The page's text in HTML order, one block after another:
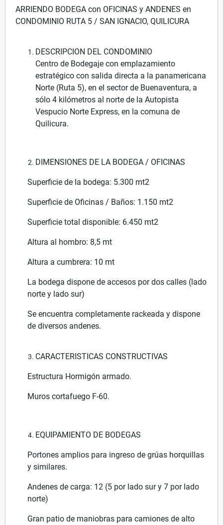
ARRIENDO BODEGA con OFICINAS y ANDENES en
CONDOMINIO RUTA 5 / SAN IGNACIO, QUILICURA
DESCRIPCION DEL CONDOMINIO
Centro de Bodegaje con emplazamiento
estratégico con salida directa a la panamericana
Norte (Ruta 5), en el sector de Buenaventura, a
sólo 4 kilómetros al norte de la Autopista
Vespucio Norte Express, en la comuna de
Quilicura.
DIMENSIONES DE LA BODEGA / OFICINAS
Superficie de la bodega: 5.300 mt2
Superficie de Oficinas / Baños: 1.150 mt2
Superficie total disponible: 6.450 mt2
Altura al hombro: 8,5 mt
Altura a cumbrera: 10 mt
La bodega dispone de accesos por dos calles (lado
norte y lado sur)
Se encuentra completamente rackeada y dispone
de diversos andenes.
CARACTERISTICAS CONSTRUCTIVAS
Estructura Hormigón armado.
Muros cortafuego F-60.
EQUIPAMIENTO DE BODEGAS
Portones amplios para ingreso de grúas horquillas
y similares.
Andenes de carga: 12 (5 por lado sur y 7 por lado
norte)
Gran patio de maniobras para camiones de alto